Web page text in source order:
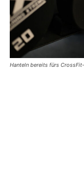
Hanteln bereits fürs